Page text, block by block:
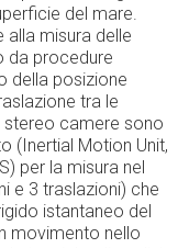
del mare.
alla misura delle
da procedure
della posizione
tra le
stereo camere sono
(Inertial Motion Unit,
per la misura nel
e 3 traslazioni) che
istantaneo del
movimento nello